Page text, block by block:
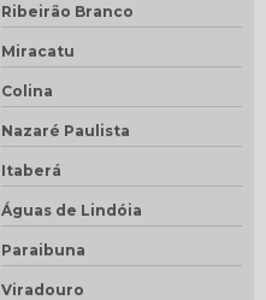
Ribeirão Branco
Miracatu
Colina
Nazaré Paulista
Itaberá
Águas de Lindóia
Paraibuna
Viradouro